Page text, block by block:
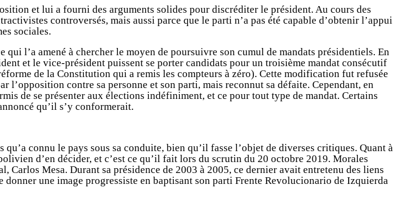
et lui a fourni des arguments solides pour discréditer le président. Au cours des
controversés, mais aussi parce que le parti n’a pas été capable d’obtenir l’appui
sociales.
l’a amené à chercher le moyen de poursuivre son cumul de mandats présidentiels. En
et le vice-président puissent se porter candidats pour un troisième mandat consécutif
de la Constitution qui a remis les compteurs à zéro). Cette modification fut refusée
contre sa personne et son parti, mais reconnut sa défaite. Cependant, en
de se présenter aux élections indéfiniment, et ce pour tout type de mandat. Certains
qu’il s’y conformerait.
connu le pays sous sa conduite, bien qu’il fasse l’objet de diverses critiques. Quant à
d’en décider, et c’est ce qu’il fait lors du scrutin du 20 octobre 2019. Morales
Mesa. Durant sa présidence de 2003 à 2005, ce dernier avait entretenu des liens
une image progressiste en baptisant son parti Frente Revolucionario de Izquierda